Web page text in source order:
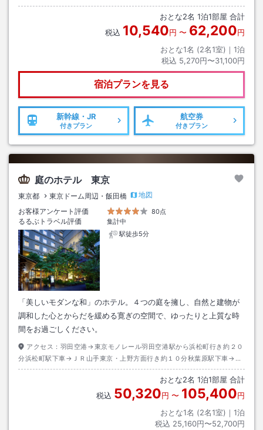
おとな2名 1泊1部屋 合計
税込 10,540円 〜 62,200円
おとな1名 (2名1室)｜ 1泊
税込 5,270円〜31,100円
宿泊プランを見る
新幹線・JR
付きプラン
航空券
付きプラン
庭のホテル 東京
東京都 東京ドーム周辺・飯田橋
地図
お客様アンケート評価
80点
るるぶトラベル評価
集計中
駅徒歩5分
「美しいモダンな和」のホテル。４つの庭を擁し、自然と建物が
調和した心とからだを緩める寛ぎの空間で、ゆったりと上質な時
間をお過ごしください。
アクセス： 羽田空港→東京モノレール羽田空港駅から浜松町行き約２０
分浜松町駅下車→ＪＲ山手東京・上野方面行き約１０分秋葉原駅下車→Ｊ
Ｒ中央・総武三鷹・中野行き約５分水道橋駅下車東口出口→徒歩約５分
おとな2名 1泊1部屋 合計
税込 50,320円 〜 105,400円
おとな1名 (2名1室)｜ 1泊
税込 25,160円〜52,700円